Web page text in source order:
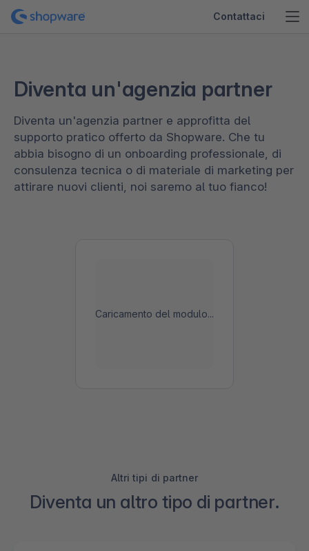
Contattaci
Diventa un'agenzia partner
Diventa un'agenzia partner e approfitta del
supporto pratico offerto da Shopware. Che tu
abbia bisogno di un onboarding professionale, di
consulenza tecnica o di materiale di marketing per
attirare nuovi clienti, noi saremo al tuo fianco!
Caricamento del modulo...
Altri tipi di partner
Diventa un altro tipo di partner.